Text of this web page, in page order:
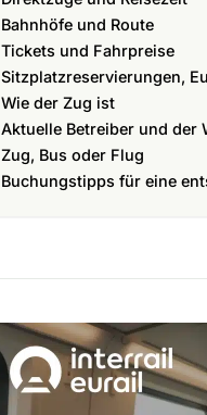
Bahnhöfe und Route
Tickets und Fahrpreise
Sitzplatzreservierungen,
Wie der Zug ist
Aktuelle Betreiber und der
Zug, Bus oder Flug
Buchungstipps für eine